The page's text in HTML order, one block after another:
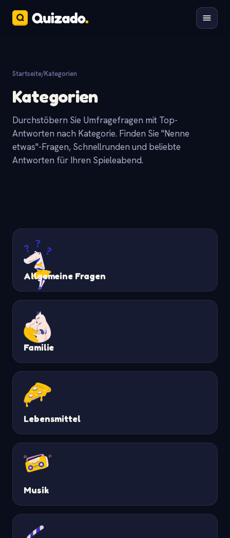
Startseite/Kategorien
Kategorien
Durchstöbern Sie Umfragefragen mit Top-
Antworten nach Kategorie. Finden Sie "Nenne
etwas"-Fragen, Schnellrunden und beliebte
Antworten für Ihren Spieleabend.
Allgemeine Fragen
Familie
Lebensmittel
Musik